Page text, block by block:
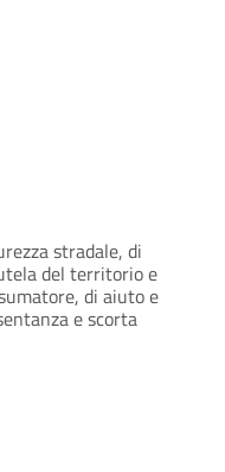
stradale, di
del territorio e
di aiuto e
e scorta